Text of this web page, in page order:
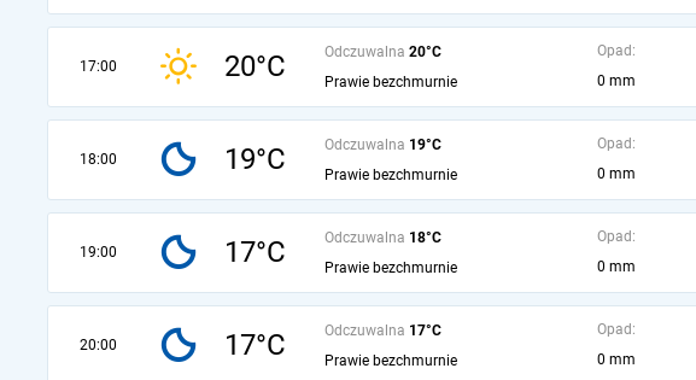
17:00 20°C Odczuwalna 20°C
Prawie bezchmurnie
Opad:
0 mm
18:00 19°C Odczuwalna 19°C
Prawie bezchmurnie
Opad:
0 mm
19:00 17°C Odczuwalna 18°C
Prawie bezchmurnie
Opad:
0 mm
20:00 17°C Odczuwalna 17°C
Prawie bezchmurnie
Opad:
0 mm